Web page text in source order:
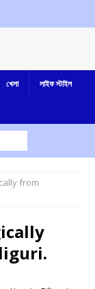
খেলা লাইফ স্টাইল
from